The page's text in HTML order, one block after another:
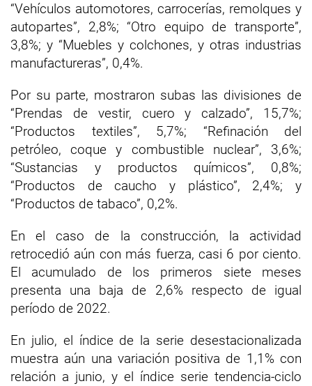
“Vehículos automotores, carrocerías, remolques y
autopartes”, 2,8%; “Otro equipo de transporte”,
3,8%; y “Muebles y colchones, y otras industrias
manufactureras”, 0,4%.
Por su parte, mostraron subas las divisiones de
“Prendas de vestir, cuero y calzado”, 15,7%;
“Productos textiles”, 5,7%; “Refinación del
petróleo, coque y combustible nuclear”, 3,6%;
“Sustancias y productos químicos”, 0,8%;
“Productos de caucho y plástico”, 2,4%; y
“Productos de tabaco”, 0,2%.
En el caso de la construcción, la actividad
retrocedió aún con más fuerza, casi 6 por ciento.
El acumulado de los primeros siete meses
presenta una baja de 2,6% respecto de igual
período de 2022.
En julio, el índice de la serie desestacionalizada
muestra aún una variación positiva de 1,1% con
relación a junio, y el índice serie tendencia-ciclo